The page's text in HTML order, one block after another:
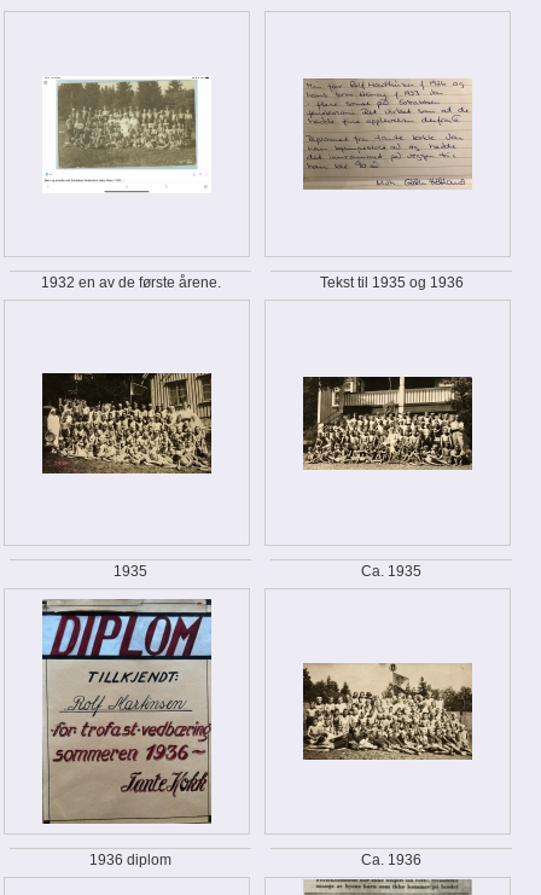
1932 en av de første årene. Tekst til 1935 og 1936
1935 Ca. 1935
1936 diplom Ca. 1936